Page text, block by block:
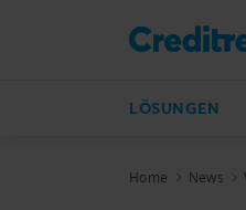
LÖSUNGEN
Home News